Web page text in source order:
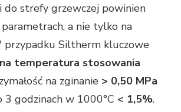
do strefy grzewczej powinien
a nie tylko na
przypadku Siltherm kluczowe
temperatura stosowania
na zginanie > 0,50 MPa
3 godzinach w 1000°C < 1,5%.